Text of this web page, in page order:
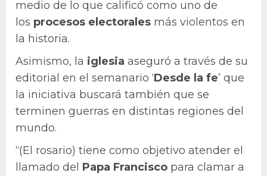
medio de lo que calificó como uno de
los procesos electorales más violentos en
la historia.
Asimismo, la iglesia aseguró a través de su
editorial en el semanario ‘Desde la fe’ que
la iniciativa buscará también que se
terminen guerras en distintas regiones del
mundo.
“(El rosario) tiene como objetivo atender el
llamado del Papa Francisco para clamar a